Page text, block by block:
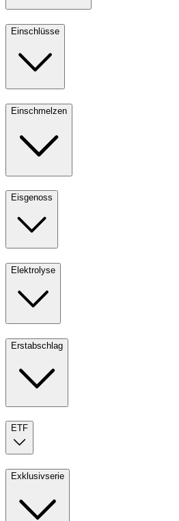
Einschlüsse
Einschmelzen
Eisgenoss
Elektrolyse
Erstabschlag
ETF
Exklusivserie